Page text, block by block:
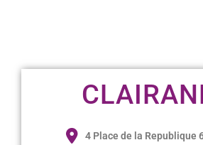
4 Place de la Republique